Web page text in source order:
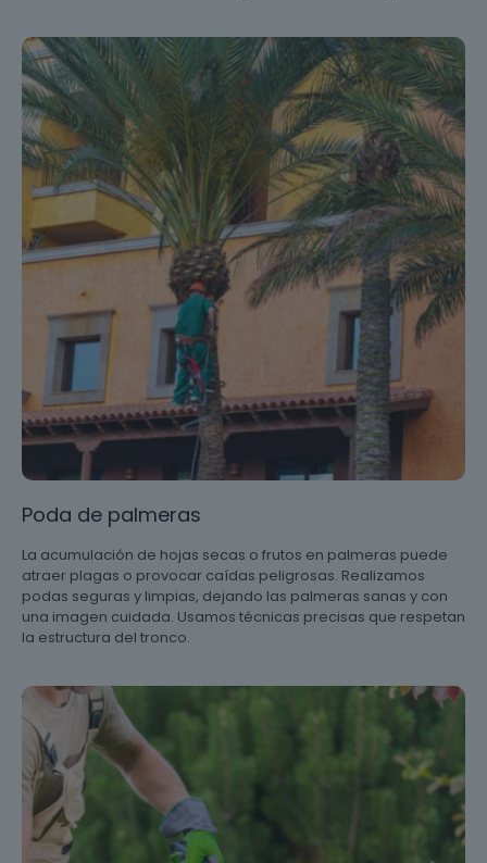
Poda de palmeras
La acumulación de hojas secas o frutos en palmeras puede
atraer plagas o provocar caídas peligrosas. Realizamos
podas seguras y limpias, dejando las palmeras sanas y con
una imagen cuidada. Usamos técnicas precisas que respetan
la estructura del tronco.